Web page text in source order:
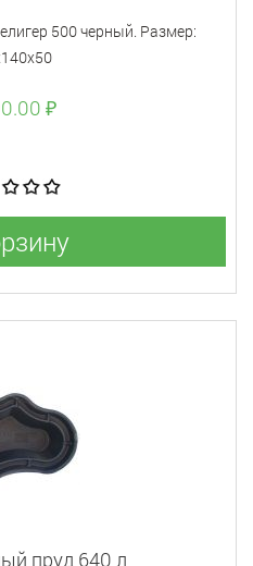
500 черный. Размер:
₽
пруд 640 л